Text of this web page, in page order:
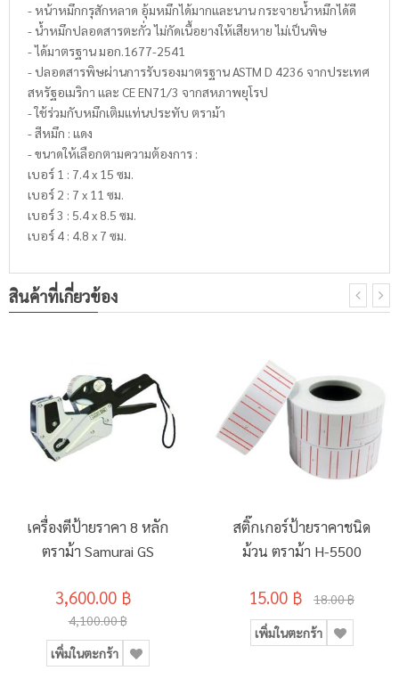
- หน้าหมึกกรุสักหลาด อุ้มหมึกได้มากและนาน กระจายน้ำหมึกได้ดี
- น้ำหมึกปลอดสารตะกั่ว ไม่กัดเนื้อยางให้เสียหาย ไม่เป็นพิษ
- ได้มาตรฐาน มอก.1677-2541
- ปลอดสารพิษผ่านการรับรองมาตรฐาน ASTM D 4236 จากประเทศ
สหรัฐอเมริกา และ CE EN71/3 จากสหภาพยุโรป
- ใช้ร่วมกับหมึกเติมแท่นประทับ ตราม้า
- สีหมึก : แดง
- ขนาดให้เลือกตามความต้องการ :
เบอร์ 1 : 7.4 x 15 ซม.
เบอร์ 2 : 7 x 11 ซม.
เบอร์ 3 : 5.4 x 8.5 ซม.
เบอร์ 4 : 4.8 x 7 ซม.
สินค้าที่เกี่ยวข้อง
เครื่องตีป้ายราคา 8 หลัก
ตราม้า Samurai GS
3,600.00 ฿
4,100.00 ฿
เพิ่มในตะกร้า
สติ๊กเกอร์ป้ายราคาชนิด
ม้วน ตราม้า H-5500
15.00 ฿ 18.00 ฿
เพิ่มในตะกร้า